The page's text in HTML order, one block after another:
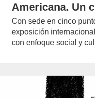
Americana. Un
Con sede en cinco
exposición
con enfoque social y